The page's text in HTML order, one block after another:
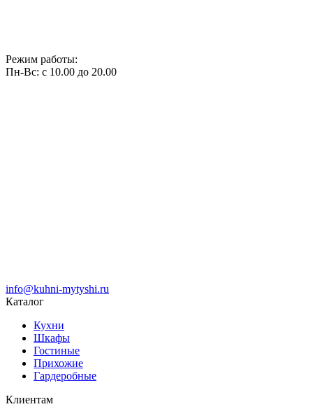
Режим работы:
Пн-Вс: с 10.00 до 20.00
info@kuhni-mytyshi.ru
Каталог
Кухни
Шкафы
Гостиные
Прихожие
Гардеробные
Клиентам